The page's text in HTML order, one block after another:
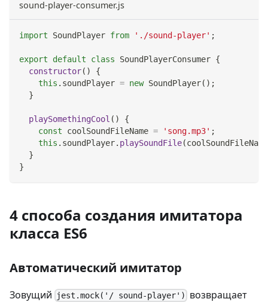
sound-player-consumer.js
import SoundPlayer from './sound-player' ;
export default class SoundPlayerConsumer {
constructor( )
{
this . soundPlayer = new SoundPlayer( ) ;
}
playSomethingCool ( )
{
const coolSoundFileName = 'song.mp3' ;
this . soundPlayer. playSoundFile(coolSoundFileName
}
}
4 способа создания имитатора
класса ES6
Автоматический имитатор
Зовущий jest.mock('/ sound-player')
возвращает